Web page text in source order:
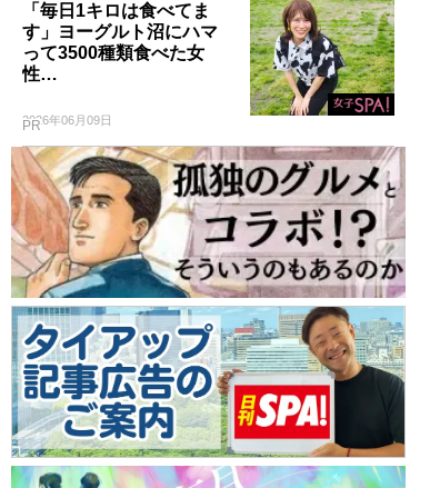
「毎日1キロは食べてま
す」ヨーグルト沼にハマ
って3500種類食べた女
性…
2026年06月09日
PR